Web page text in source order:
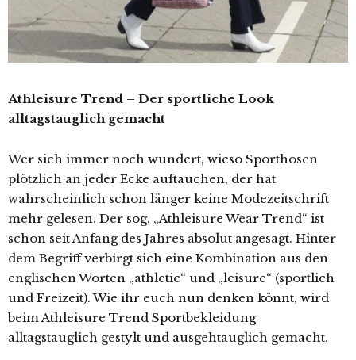
Athleisure Trend – Der sportliche Look
alltagstauglich gemacht
Wer sich immer noch wundert, wieso Sporthosen
plötzlich an jeder Ecke auftauchen, der hat
wahrscheinlich schon länger keine Modezeitschrift
mehr gelesen. Der sog. „Athleisure Wear Trend“ ist
schon seit Anfang des Jahres absolut angesagt. Hinter
dem Begriff verbirgt sich eine Kombination aus den
englischen Worten „athletic“ und „leisure“ (sportlich
und Freizeit). Wie ihr euch nun denken könnt, wird
beim Athleisure Trend Sportbekleidung
alltagstauglich gestylt und ausgehtauglich gemacht.